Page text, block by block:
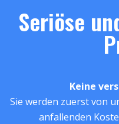
Seriöse
Keine
Sie werden zuerst von
anfallenden